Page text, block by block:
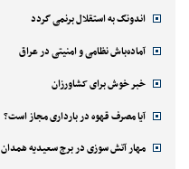
اندونگ به استقلال برنمی گردد
آماده‌باش نظامی و امنیتی در عراق
خبر خوش برای کشاورزان
آیا مصرف قهوه در بارداری مجاز است؟
مهار آتش سوزی در برج سعیدیه همدان